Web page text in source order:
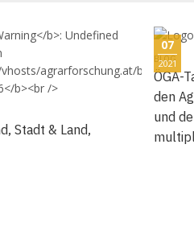
Stadt & Land,
07
2021
BLOG
ÖGA-
den
und